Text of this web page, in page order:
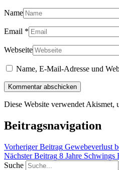
Name
Email *
Webseite
Name, E-Mail-Adresse und
Diese Website verwendet Akismet,
Beitragsnavigation
Vorheriger Beitrag Gewebeverlust
Nächster Beitrag 8 Jahre Schwings
Suche